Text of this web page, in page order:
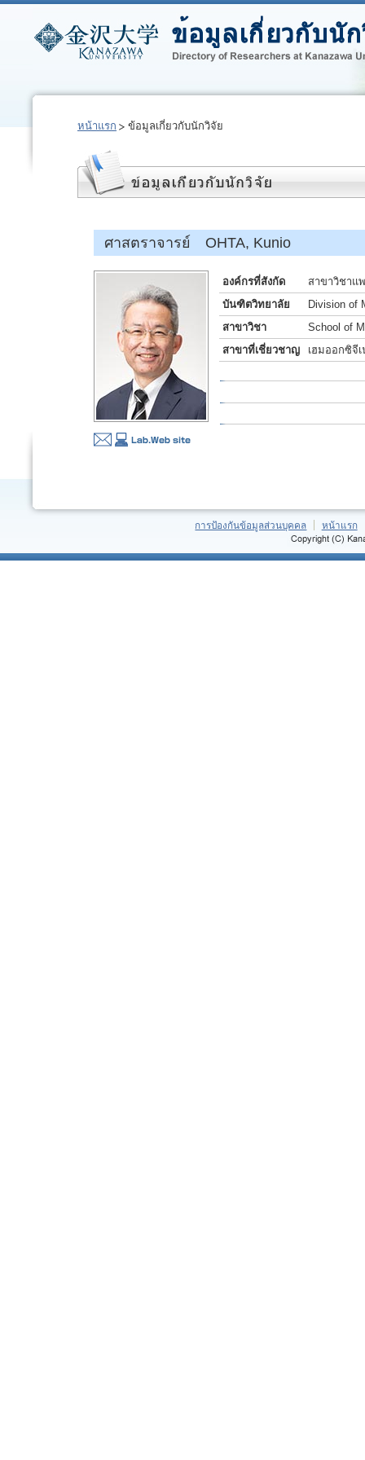
หน้าแรก ข้อมูลเกี่ยวกับนักวิจัย
ศาสตราจารย์ OHTA, Kunio
องค์กรที่สังกัด
สาขาวิชาแ
บันฑิตวิทยาลัย
Division of
สาขาวิชา
School of
สาขาที่เชี่ยวชาญ
เฮมออกซิจี
การป้องกันข้อมูลส่วนบุคคล หน้าแรก